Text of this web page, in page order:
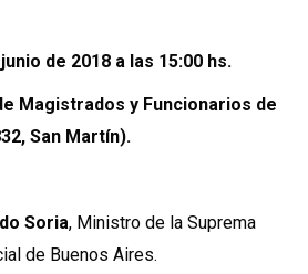
de 2018 a las 15:00 hs.
Magistrados y Funcionarios de
San Martín).
Soria, Ministro de la Suprema
de Buenos Aires.